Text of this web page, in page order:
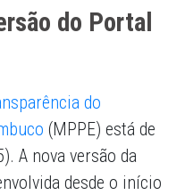
do Portal
do
(MPPE) está de
A nova versão da
desde o início